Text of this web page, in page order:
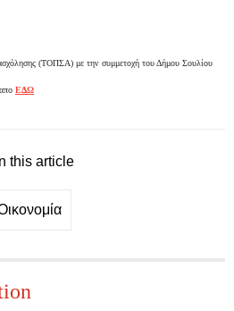
(ΤΟΠΣΑ) με την συμμετοχή του Δήμου Σουλίου
ΕΔΩ
In this article